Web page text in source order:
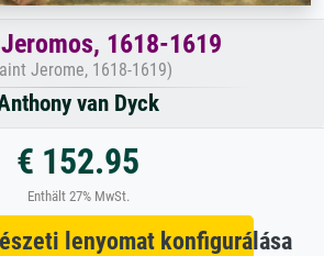
1618-1619
Jerome, 1618-1619)
van Dyck
€ 152.95
Enthält 27% MwSt.
lenyomat konfigurálása